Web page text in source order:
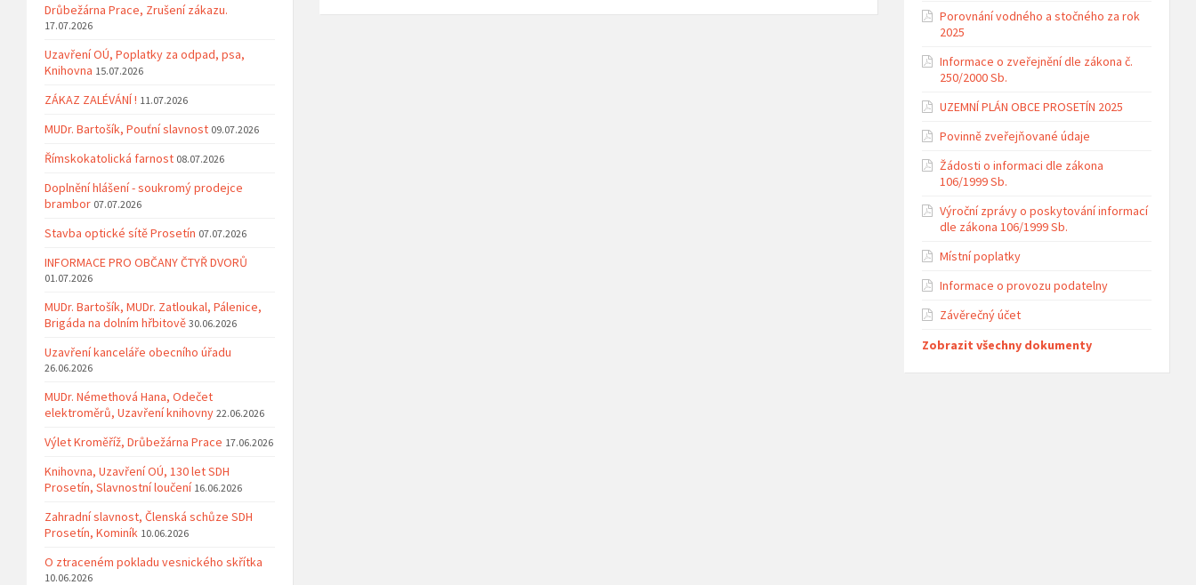
Drůbežárna Prace, Zrušení zákazu.
17.07.2026
Uzavření OÚ, Poplatky za odpad, psa,
Knihovna 15.07.2026
ZÁKAZ ZALÉVÁNÍ ! 11.07.2026
MUDr. Bartošík, Pouťní slavnost 09.07.2026
Římskokatolická farnost 08.07.2026
Doplnění hlášení - soukromý prodejce
brambor 07.07.2026
Stavba optické sítě Prosetín 07.07.2026
INFORMACE PRO OBČANY ČTYŘ DVORŮ
01.07.2026
MUDr. Bartošík, MUDr. Zatloukal, Pálenice,
Brigáda na dolním hřbitově 30.06.2026
Uzavření kanceláře obecního úřadu
26.06.2026
MUDr. Némethová Hana, Odečet
elektroměrů, Uzavření knihovny 22.06.2026
Výlet Kroměříž, Drůbežárna Prace 17.06.2026
Knihovna, Uzavření OÚ, 130 let SDH
Prosetín, Slavnostní loučení 16.06.2026
Zahradní slavnost, Členská schůze SDH
Prosetín, Kominík 10.06.2026
O ztraceném pokladu vesnického skřítka
10.06.2026
Porovnání vodného a stočného za rok
2025
Informace o zveřejnění dle zákona č.
250/2000 Sb.
UZEMNÍ PLÁN OBCE PROSETÍN 2025
Povinně zveřejňované údaje
Žádosti o informaci dle zákona
106/1999 Sb.
Výroční zprávy o poskytování informací
dle zákona 106/1999 Sb.
Místní poplatky
Informace o provozu podatelny
Závěrečný účet
Zobrazit všechny dokumenty